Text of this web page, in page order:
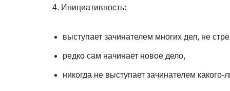
4. Инициативность:
выступает зачинателем многих дел, не
редко сам начинает новое дело,
никогда не выступает зачинателем какого-